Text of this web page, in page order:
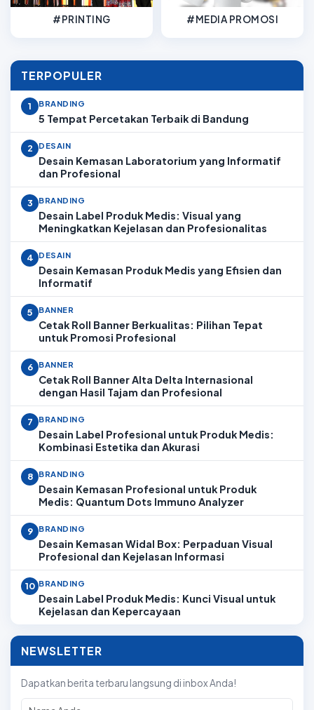
#PRINTING #MEDIA PROMOSI
TERPOPULER
1 BRANDING
5 Tempat Percetakan Terbaik di Bandung
2 DESAIN
Desain Kemasan Laboratorium yang Informatif
dan Profesional
3 BRANDING
Desain Label Produk Medis: Visual yang
Meningkatkan Kejelasan dan Profesionalitas
4 DESAIN
Desain Kemasan Produk Medis yang Efisien dan
Informatif
5 BANNER
Cetak Roll Banner Berkualitas: Pilihan Tepat
untuk Promosi Profesional
6 BANNER
Cetak Roll Banner Alta Delta Internasional
dengan Hasil Tajam dan Profesional
7 BRANDING
Desain Label Profesional untuk Produk Medis:
Kombinasi Estetika dan Akurasi
8 BRANDING
Desain Kemasan Profesional untuk Produk
Medis: Quantum Dots Immuno Analyzer
9 BRANDING
Desain Kemasan Widal Box: Perpaduan Visual
Profesional dan Kejelasan Informasi
10 BRANDING
Desain Label Produk Medis: Kunci Visual untuk
Kejelasan dan Kepercayaan
NEWSLETTER
Dapatkan berita terbaru langsung di inbox Anda!